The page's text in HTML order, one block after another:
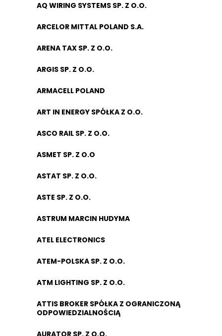
AQ WIRING SYSTEMS SP. Z O.O.
ARCELOR MITTAL POLAND S.A.
ARENA TAX SP. Z O.O.
ARGIS SP. Z O.O.
ARMACELL POLAND
ART IN ENERGY SPÓŁKA Z O.O.
ASCO RAIL SP. Z O.O.
ASMET SP. Z O.O
ASTAT SP. Z O.O.
ASTE SP. Z O.O.
ASTRUM MARCIN HUDYMA
ATEL ELECTRONICS
ATEM-POLSKA SP. Z O.O.
ATM LIGHTING SP. Z O.O.
ATTIS BROKER SPÓŁKA Z OGRANICZONĄ
ODPOWIEDZIALNOŚCIĄ
AURATOR SP. Z O.O.